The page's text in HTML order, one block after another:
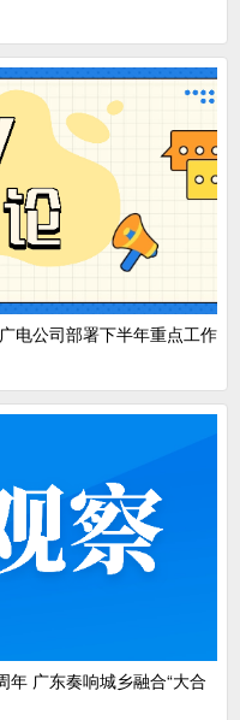
电公司部署下半年重点工作
年 广东奏响城乡融合“大合